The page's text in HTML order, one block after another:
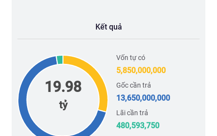
Kết quả
19.98
tỷ
Vốn tự có
5,850,000,000
Gốc cần trả
13,650,000,000
Lãi cần trả
480,593,750